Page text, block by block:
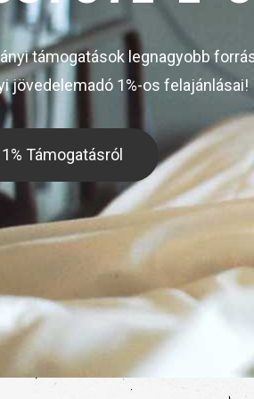
támogatások legnagyobb
jövedelemadó 1%-os felajánlásai!
1% Támogatásról